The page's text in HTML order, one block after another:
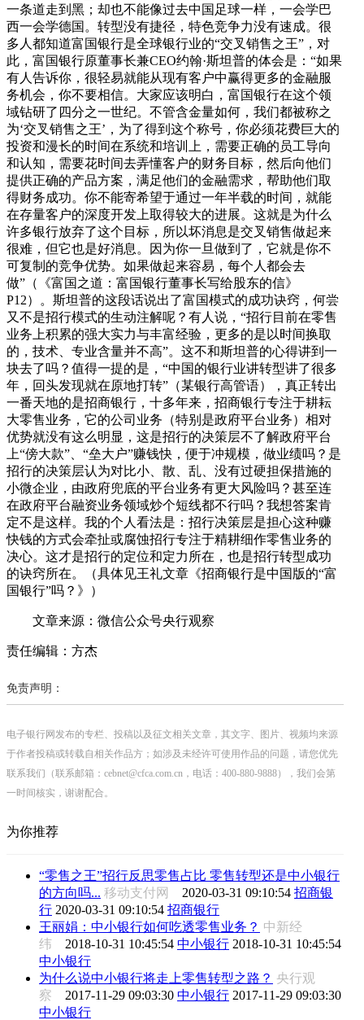
一条道走到黑；却也不能像过去中国足球一样，一会学巴
西一会学德国。转型没有捷径，特色竞争力没有速成。很
多人都知道富国银行是全球银行业的“交叉销售之王”，对
此，富国银行原董事长兼CEO约翰·斯坦普的体会是：“如果
有人告诉你，很轻易就能从现有客户中赢得更多的金融服
务机会，你不要相信。大家应该明白，富国银行在这个领
域钻研了四分之一世纪。不管含金量如何，我们都被称之
为‘交叉销售之王’，为了得到这个称号，你必须花费巨大的
投资和漫长的时间在系统和培训上，需要正确的员工导向
和认知，需要花时间去弄懂客户的财务目标，然后向他们
提供正确的产品方案，满足他们的金融需求，帮助他们取
得财务成功。你不能寄希望于通过一年半载的时间，就能
在存量客户的深度开发上取得较大的进展。这就是为什么
许多银行放弃了这个目标，所以坏消息是交叉销售做起来
很难，但它也是好消息。因为你一旦做到了，它就是你不
可复制的竞争优势。如果做起来容易，每个人都会去
做”（《富国之道：富国银行董事长写给股东的信》
P12）。斯坦普的这段话说出了富国模式的成功诀窍，何尝
又不是招行模式的生动注解呢？有人说，“招行目前在零售
业务上积累的强大实力与丰富经验，更多的是以时间换取
的，技术、专业含量并不高”。这不和斯坦普的心得讲到一
块去了吗？值得一提的是，“中国的银行业讲转型讲了很多
年，回头发现就在原地打转”（某银行高管语），真正转出
一番天地的是招商银行，十多年来，招商银行专注于耕耘
大零售业务，它的公司业务（特别是政府平台业务）相对
优势就没有这么明显，这是招行的决策层不了解政府平台
上“傍大款”、“垒大户”赚钱快，便于冲规模，做业绩吗？是
招行的决策层认为对比小、散、乱、没有过硬担保措施的
小微企业，由政府兜底的平台业务有更大风险吗？甚至连
在政府平台融资业务领域炒个短线都不行吗？我想答案肯
定不是这样。我的个人看法是：招行决策层是担心这种赚
快钱的方式会牵扯或腐蚀招行专注于精耕细作零售业务的
决心。这才是招行的定位和定力所在，也是招行转型成功
的诀窍所在。（具体见王礼文章《招商银行是中国版的“富
国银行”吗？》）
文章来源：微信公众号央行观察
责任编辑：方杰
免责声明：
电子银行网发布的专栏、投稿以及征文相关文章，其文字、图片、视频均来源
于作者投稿或转载自相关作品方；如涉及未经许可使用作品的问题，请您优先
联系我们（联系邮箱：cebnet@cfca.com.cn，电话：400-880-9888），我们会第
一时间核实，谢谢配合。
为你推荐
“零售之王”招行反思零售占比 零售转型还是中小银行
的方向吗... 移动支付网 2020-03-31 09:10:54 招商银
行 2020-03-31 09:10:54 招商银行
王丽娟：中小银行如何吃透零售业务？ 中新经
纬 2018-10-31 10:45:54 中小银行 2018-10-31 10:45:54
中小银行
为什么说中小银行将走上零售转型之路？ 央行观
察 2017-11-29 09:03:30 中小银行 2017-11-29 09:03:30
中小银行